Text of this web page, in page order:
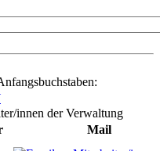
innen der Verwaltung
Mail